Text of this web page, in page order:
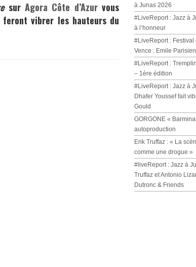
surAgora Côte d’Azur vous
feront vibrer les hauteurs du
à Junas 2026
#LiveReport : Jazz à
à l’honneur
#LiveReport : Festival
Vence : Emile
#LiveReport :
– 1ère édition
#LiveReport : Jazz à
Dhafer Youssef fait
Gould
GORGONE «
autoproduction
Erik Truffaz : « La
comme une drogue »
#liveReport : Jazz à
Truffaz et Antonio
Dutronc & Friends